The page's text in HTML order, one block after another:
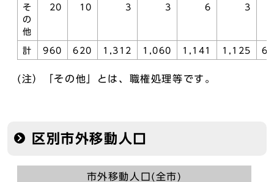
そ
の
他
20 10 3 3 6 3
計 960 620 1,312 1,060 1,141 1,125
(注）「その他」とは、職権処理等です。
区別市外移動人口
市外移動人口(全市)